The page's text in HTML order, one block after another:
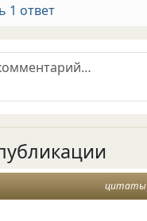
1 ответ
цитаты